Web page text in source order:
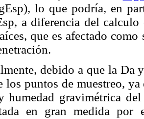
lo que podría, en
a diferencia del
que es afectado
debido a que la Da
los puntos de muestreo,
humedad gravimétrica
en gran medida por